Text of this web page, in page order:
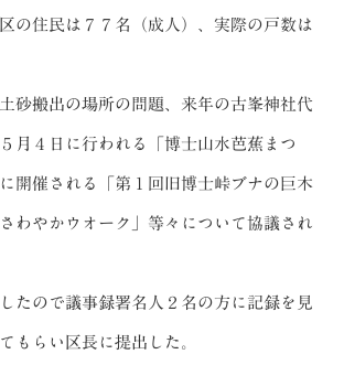
の住民は７７名（成人）、実際の戸数は
砂搬出の場所の問題、来年の古峯神社代
月４日に行われる「博士山水芭蕉まつ
開催される「第１回旧博士峠ブナの巨木
わやかウオーク」等々について協議され
たので議事録署名人２名の方に記録を見
もらい区長に提出した。